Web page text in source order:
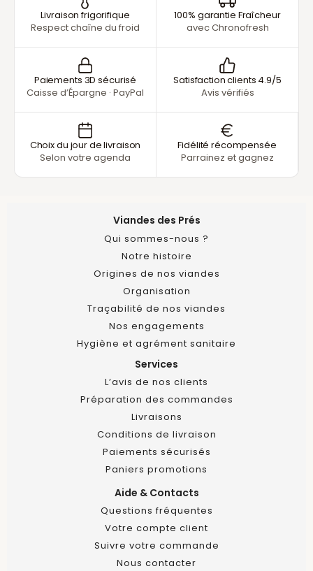
Livraison frigorifique
Respect chaîne du froid
100% garantie Fraîcheur
avec Chronofresh
Paiements 3D sécurisé
Caisse d’Épargne · PayPal
Satisfaction clients 4.9/5
Avis vérifiés
Choix du jour de livraison
Selon votre agenda
Fidélité récompensée
Parrainez et gagnez
Viandes des Prés
Qui sommes-nous ?
Notre histoire
Origines de nos viandes
Organisation
Traçabilité de nos viandes
Nos engagements
Hygiène et agrément sanitaire
Services
L’avis de nos clients
Préparation des commandes
Livraisons
Conditions de livraison
Paiements sécurisés
Paniers promotions
Aide & Contacts
Questions fréquentes
Votre compte client
Suivre votre commande
Nous contacter